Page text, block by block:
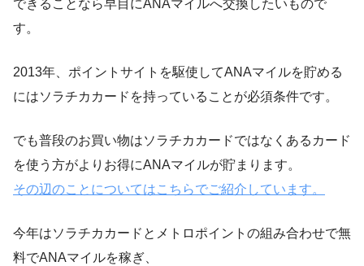
できることなら早目にANAマイルへ交換したいもので
す。
2013年、ポイントサイトを駆使してANAマイルを貯める
にはソラチカカードを持っていることが必須条件です。
でも普段のお買い物はソラチカカードではなくあるカード
を使う方がよりお得にANAマイルが貯まります。
その辺のことについてはこちらでご紹介しています。
今年はソラチカカードとメトロポイントの組み合わせで無
料でANAマイルを稼ぎ、